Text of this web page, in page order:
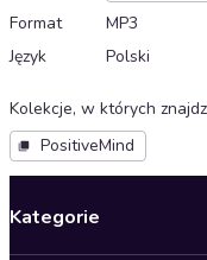
Format
MP3
Język
Polski
Kolekcje, w których
PositiveMind
Kategorie